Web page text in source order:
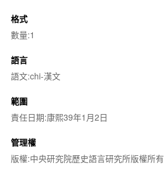
格式
數量:1
語言
語文:chi-漢文
範圍
責任日期:康熙39年1月2日
管理權
版權:中央研究院歷史語言研究所版權所有